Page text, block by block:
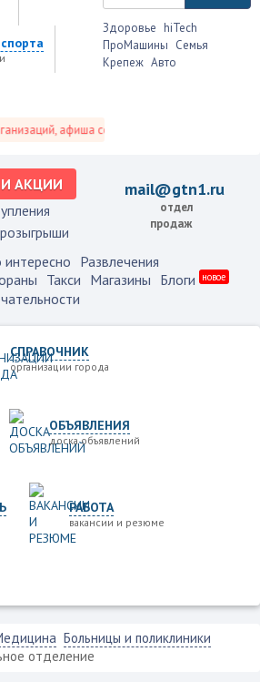
афиша событий и не только это.
Здоровье hiTech
ПроМашины Семья
Крепеж Авто
АКЦИИ
mail@gtn1.ru
отдел
продаж
интересно Развлечения
Такси Магазины Блоги новое
СПРАВОЧНИК
организации города
ОБЪЯВЛЕНИЯ
доска объявлений
РАБОТА
вакансии и резюме
Больницы и поликлиники
отделение